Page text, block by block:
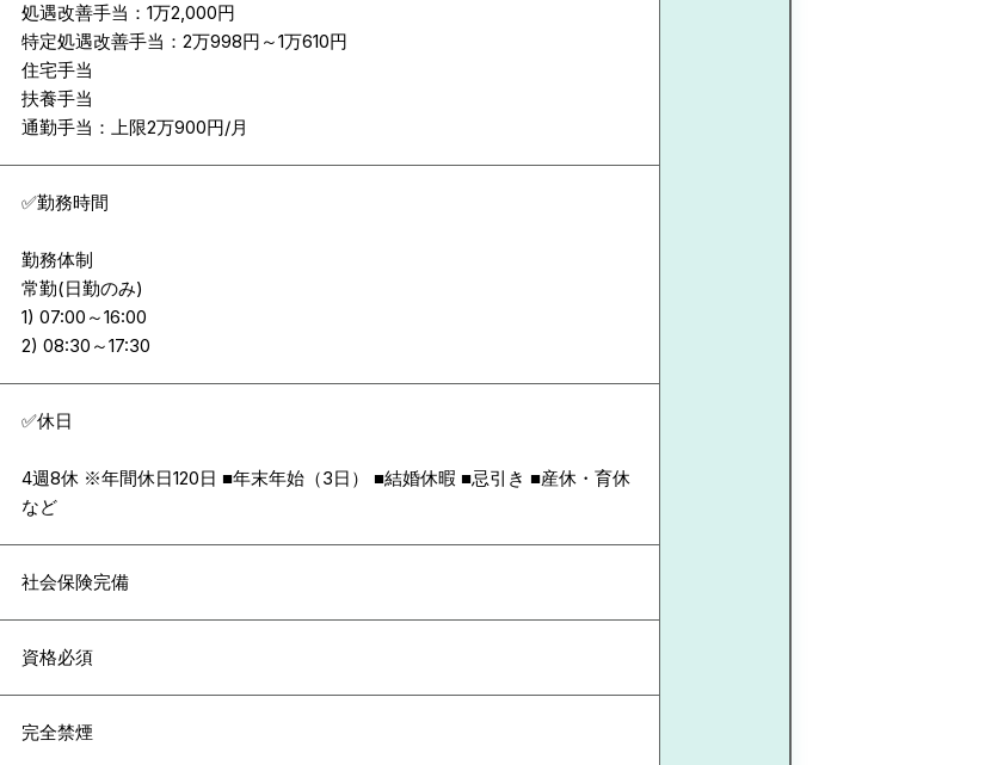
処遇改善手当：1万2,000円
特定処遇改善手当：2万998円～1万610円
住宅手当
扶養手当
通勤手当：上限2万900円/月
✅勤務時間
勤務体制
常勤(日勤のみ)
1) 07:00～16:00
✅休日
4週8休 ※年間休日120日 ■年末年始（3日） ■結婚休暇 ■忌引き ■産休・育休
など
社会保険完備
資格必須
完全禁煙